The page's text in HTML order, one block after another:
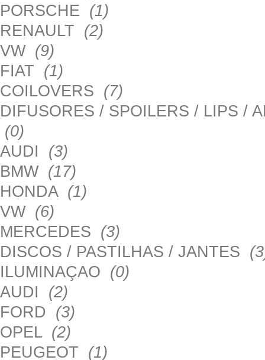
PORSCHE (1)
RENAULT (2)
VW (9)
FIAT (1)
COILOVERS (7)
DIFUSORES / SPOILERS / LIPS /
(0)
AUDI (3)
BMW (17)
HONDA (1)
VW (6)
MERCEDES (3)
DISCOS / PASTILHAS / JANTES
ILUMINAÇAO (0)
AUDI (2)
FORD (3)
OPEL (2)
PEUGEOT (1)